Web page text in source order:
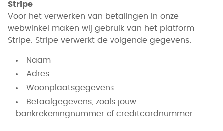
Stripe
Voor het verwerken van betalingen in onze
webwinkel maken wij gebruik van het platform
Stripe. Stripe verwerkt de volgende gegevens:
Naam
Adres
Woonplaatsgegevens
Betaalgegevens, zoals jouw
bankrekeningnummer of creditcardnummer